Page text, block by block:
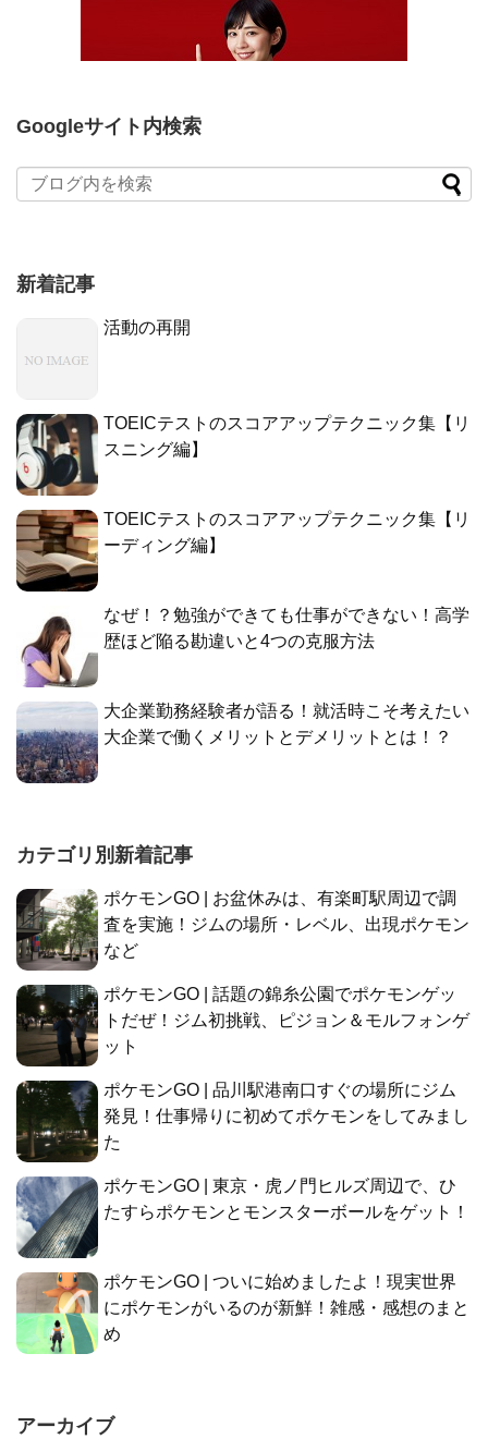
Googleサイト内検索
新着記事
活動の再開
TOEICテストのスコアアップテクニック集【リ
スニング編】
TOEICテストのスコアアップテクニック集【リ
ーディング編】
なぜ！？勉強ができても仕事ができない！高学
歴ほど陥る勘違いと4つの克服方法
大企業勤務経験者が語る！就活時こそ考えたい
大企業で働くメリットとデメリットとは！？
カテゴリ別新着記事
ポケモンGO | お盆休みは、有楽町駅周辺で調
査を実施！ジムの場所・レベル、出現ポケモン
など
ポケモンGO | 話題の錦糸公園でポケモンゲッ
トだぜ！ジム初挑戦、ピジョン＆モルフォンゲ
ット
ポケモンGO | 品川駅港南口すぐの場所にジム
発見！仕事帰りに初めてポケモンをしてみまし
た
ポケモンGO | 東京・虎ノ門ヒルズ周辺で、ひ
たすらポケモンとモンスターボールをゲット！
ポケモンGO | ついに始めましたよ！現実世界
にポケモンがいるのが新鮮！雑感・感想のまと
め
アーカイブ